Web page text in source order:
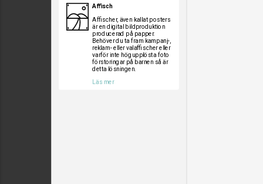
Affisch
Affischer, även kallat posters
är en digital bildproduktion
producerad på papper.
Behöver du ta fram kampanj-,
reklam- eller valaffischer eller
varför inte högupplösta foto
förstoringar på barnen så är
detta lösningen.
Läs mer